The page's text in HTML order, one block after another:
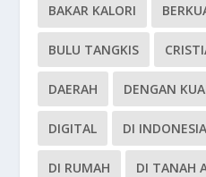
BAKAR KALORI
BULU TANGKIS
DAERAH DENGAN
DIGITAL DI INDONESIA
DI RUMAH DI TANAH